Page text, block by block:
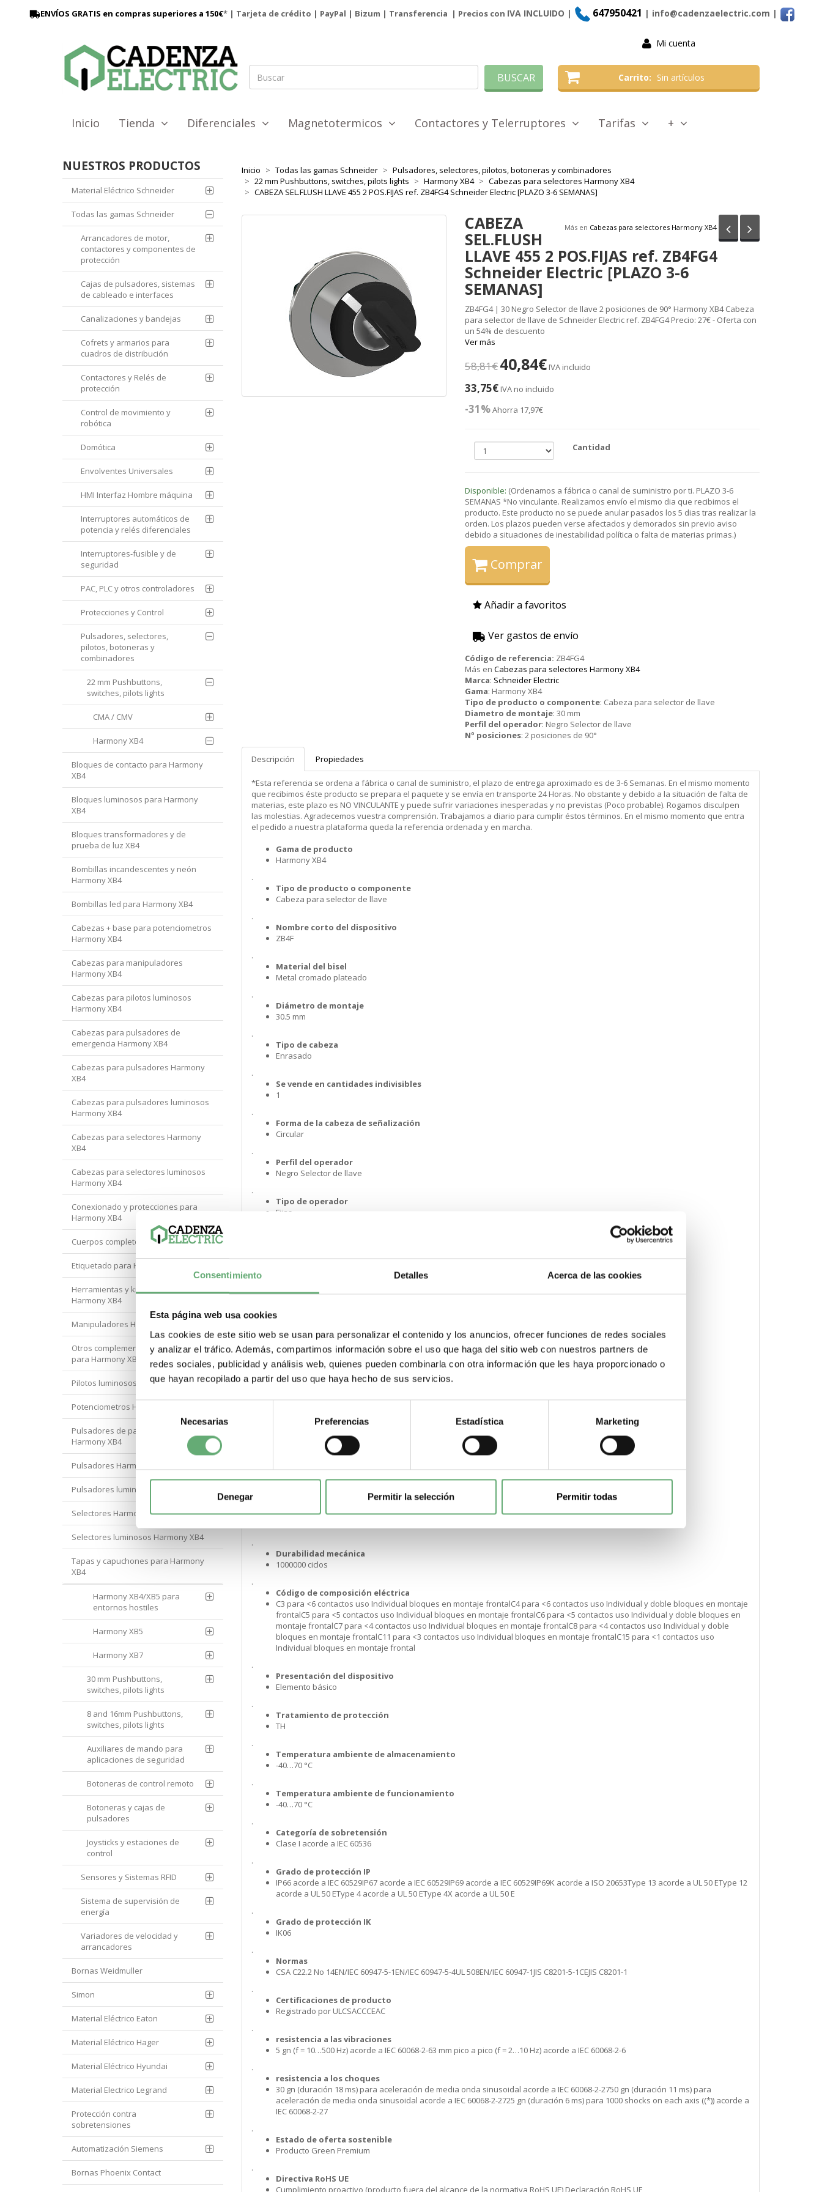
Consentimiento Detalles Acerca de las cookies
Esta página web usa cookies
Las cookies de este sitio web se usan para personalizar el contenido y los anuncios, ofrecer funciones de redes sociales
y analizar el tráfico. Además, compartimos información sobre el uso que haga del sitio web con nuestros partners de
redes sociales, publicidad y análisis web, quienes pueden combinarla con otra información que les haya proporcionado o
que hayan recopilado a partir del uso que haya hecho de sus servicios.
Selección
de
consentimiento
Necesarias Preferencias Estadística Marketing
Denegar Permitir la selección Permitir todas
ENVÍOS GRATIS en compras superiores a 150€* | Tarjeta de crédito | PayPal | Bizum | Transferencia | Precios con IVA INCLUIDO | 647950421 | info@cadenzaelectric.com |
Mi cuenta
Carrito Sin artículos
BUSCAR
Inicio Tienda Diferenciales Magnetotermicos Contactores y Telerruptores Tarifas +
Inicio Todas las gamas Schneider
Pulsadores, selectores, pilotos, botoneras y combinadores
22 mm Pushbuttons, switches, pilots lights
Harmony XB4
Cabezas para selectores Harmony XB4
CABEZA SEL.FLUSH LLAVE 455 2 POS.FIJAS ref. ZB4FG4 Schneider Electric [PLAZO 3-6 SEMANAS]
Más en Cabezas para selectores Harmony XB4 Anterior
CABEZA
SEL.FLUSH
LLAVE 455 2 POS.FIJAS ref. ZB4FG4
Schneider Electric [PLAZO 3-6
SEMANAS]
ZB4FG4 | 30 Negro Selector de llave 2 posiciones de 90° Harmony XB4 Cabeza
para selector de llave de Schneider Electric ref. ZB4FG4 Precio: 27€ - Oferta con
un 54% de descuento
Ver más
58,81€40,84€ IVA incluido
33,75€ IVA no incluido
-31%Ahorra 17,97€
Cantidad
Disponible: (Ordenamos a fábrica o canal de suministro por ti. PLAZO 3-6
SEMANAS *No vinculante. Realizamos envío el mismo dia que recibimos el
producto. Este producto no se puede anular pasados los 5 dias tras realizar la
orden. Los plazos pueden verse afectados y demorados sin previo aviso
debido a situaciones de inestabilidad política o falta de materias primas.)
Comprar
Añadir a favoritos
Ver gastos de envío
Código de referencia: ZB4FG4
Más enCabezas para selectores Harmony XB4
Marca: Schneider Electric
Gama: Harmony XB4
Tipo de producto o componente: Cabeza para selector de llave
Diametro de montaje:30 mm
Perfil del operador: Negro Selector de llave
Nº posiciones:2 posiciones de 90°
Descripción Propiedades
*Esta referencia se ordena a fábrica o canal de suministro, el plazo de entrega aproximado es de 3-6 Semanas. En el mismo momento
que recibimos éste producto se prepara el paquete y se envía en transporte 24 Horas. No obstante y debido a la situación de falta de
materias, este plazo es NO VINCULANTE y puede sufrir variaciones inesperadas y no previstas (Poco probable). Rogamos disculpen
las molestias. Agradecemos vuestra comprensión. Trabajamos a diario para cumplir éstos términos. En el mismo momento que entra
el pedido a nuestra plataforma queda la referencia ordenada y en marcha.
Gama de producto
Harmony XB4
.
Tipo de producto o componente
Cabeza para selector de llave
.
Nombre corto del dispositivo
ZB4F
.
Material del bisel
Metal cromado plateado
.
Diámetro de montaje
30.5 mm
.
Tipo de cabeza
Enrasado
.
Se vende en cantidades indivisibles
1
.
Forma de la cabeza de señalización
Circular
.
Perfil del operador
Negro Selector de llave
.
Tipo de operador
Fijas
Ronis 455
Posición de extracción de llave
.
Anchura global cad
36.6 mm
.
Altura global cad
Profundidad global cad
.
Resistencia a lavados de alta presión
7000000 Pa en 55 °C. distancia: 0.1 m
.
Durabilidad mecánica
1000000 ciclos
.
Código de composición eléctrica
C3 para <6 contactos uso Individual bloques en montaje frontalC4 para <6 contactos uso Individual y doble bloques en montaje
frontalC5 para <5 contactos uso Individual bloques en montaje frontalC6 para <5 contactos uso Individual y doble bloques en
montaje frontalC7 para <4 contactos uso Individual bloques en montaje frontalC8 para <4 contactos uso Individual y doble
bloques en montaje frontalC11 para <3 contactos uso Individual bloques en montaje frontalC15 para <1 contactos uso
Individual bloques en montaje frontal
.
Presentación del dispositivo
Elemento básico
.
Tratamiento de protección
TH
.
Temperatura ambiente de almacenamiento
-40…70 °C
.
Temperatura ambiente de funcionamiento
-40…70 °C
.
Categoría de sobretensión
Clase I acorde a IEC 60536
.
Grado de protección IP
IP66 acorde a IEC 60529IP67 acorde a IEC 60529IP69 acorde a IEC 60529IP69K acorde a ISO 20653Type 13 acorde a UL 50 EType 12
acorde a UL 50 EType 4 acorde a UL 50 EType 4X acorde a UL 50 E
.
Grado de protección IK
IK06
.
Normas
CSA C22.2 No 14EN/IEC 60947-5-1EN/IEC 60947-5-4UL 508EN/IEC 60947-1JIS C8201-5-1CEJIS C8201-1
.
Certificaciones de producto
Registrado por ULCSACCCEAC
.
resistencia a las vibraciones
5 gn (f = 10…500 Hz) acorde a IEC 60068-2-63 mm pico a pico (f = 2…10 Hz) acorde a IEC 60068-2-6
.
resistencia a los choques
30 gn (duración 18 ms) para aceleración de media onda sinusoidal acorde a IEC 60068-2-2750 gn (duración 11 ms) para
aceleración de media onda sinusoidal acorde a IEC 60068-2-2725 gn (duración 6 ms) para 1000 shocks on each axis ((*)) acorde a
IEC 60068-2-27
.
Estado de oferta sostenible
Producto Green Premium
.
Directiva RoHS UE
Cumplimiento proactivo (producto fuera del alcance de la normativa RoHS UE) Declaración RoHS UE
NUESTROS PRODUCTOS
Material Eléctrico Schneider
Todas las gamas Schneider
Arrancadores de motor,
contactores y componentes de
protección
Cajas de pulsadores, sistemas
de cableado e interfaces
Canalizaciones y bandejas
Cofrets y armarios para
cuadros de distribución
Contactores y Relés de
protección
Control de movimiento y
robótica
Domótica
Envolventes Universales
HMI Interfaz Hombre máquina
Interruptores automáticos de
potencia y relés diferenciales
Interruptores-fusible y de
seguridad
PAC, PLC y otros controladores
Protecciones y Control
Pulsadores, selectores,
pilotos, botoneras y
combinadores
22 mm Pushbuttons,
switches, pilots lights
CMA / CMV
Harmony XB4
Bloques de contacto para Harmony
XB4
Bloques luminosos para Harmony
XB4
Bloques transformadores y de
prueba de luz XB4
Bombillas incandescentes y neón
Harmony XB4
Bombillas led para Harmony XB4
Cabezas + base para potenciometros
Harmony XB4
Cabezas para manipuladores
Harmony XB4
Cabezas para pilotos luminosos
Harmony XB4
Cabezas para pulsadores de
emergencia Harmony XB4
Cabezas para pulsadores Harmony
XB4
Cabezas para pulsadores luminosos
Harmony XB4
Cabezas para selectores Harmony
XB4
Cabezas para selectores luminosos
Harmony XB4
Conexionado y protecciones para
Harmony XB4
Cuerpos completos Harmony XB4
Etiquetado para Harmony XB4
Herramientas y kits de montaje para
Harmony XB4
Manipuladores Harmony XB4
Otros complementos y accesorios
para Harmony XB4
Pilotos luminosos Harmony XB4
Potenciometros Harmony XB4
Pulsadores de parada de emergencia
Harmony XB4
Pulsadores Harmony XB4
Pulsadores luminosos Harmony XB4
Selectores Harmony XB4
Selectores luminosos Harmony XB4
Tapas y capuchones para Harmony
XB4
Harmony XB4/XB5 para
entornos hostiles
Harmony XB5
Harmony XB7
30 mm Pushbuttons,
switches, pilots lights
8 and 16mm Pushbuttons,
switches, pilots lights
Auxiliares de mando para
aplicaciones de seguridad
Botoneras de control remoto
Botoneras y cajas de
pulsadores
Joysticks y estaciones de
control
Sensores y Sistemas RFID
Sistema de supervisión de
energía
Variadores de velocidad y
arrancadores
Bornas Weidmuller
Simon
Material Eléctrico Eaton
Material Eléctrico Hager
Material Eléctrico Hyundai
Material Electrico Legrand
Protección contra
sobretensiones
Automatización Siemens
Bornas Phoenix Contact